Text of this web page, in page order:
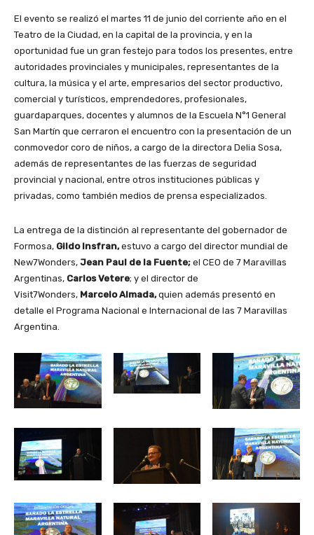
El evento se realizó el martes 11 de junio del corriente año en el
Teatro de la Ciudad, en la capital de la provincia, y en la
oportunidad fue un gran festejo para todos los presentes, entre
autoridades provinciales y municipales, representantes de la
cultura, la música y el arte, empresarios del sector productivo,
comercial y turísticos, emprendedores, profesionales,
guardaparques, docentes y alumnos de la Escuela N°1 General
San Martín que cerraron el encuentro con la presentación de un
conmovedor coro de niños, a cargo de la directora Delia Sosa,
además de representantes de las fuerzas de seguridad
provincial y nacional, entre otros instituciones públicas y
privadas, como también medios de prensa especializados.
La entrega de la distinción al representante del gobernador de
Formosa, Gildo Insfran,estuvo a cargo del director mundial de
New7Wonders, Jean Paul de la Fuente; el CEO de 7 Maravillas
Argentinas, Carlos Vetere; y el director de
Visit7Wonders, Marcelo Almada,quien además presentó en
detalle el Programa Nacional e Internacional de las 7 Maravillas
Argentina.